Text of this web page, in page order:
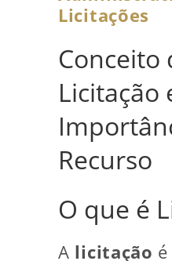
Licitações
Conceito
Licitação
Recurso
O que é
A licitação